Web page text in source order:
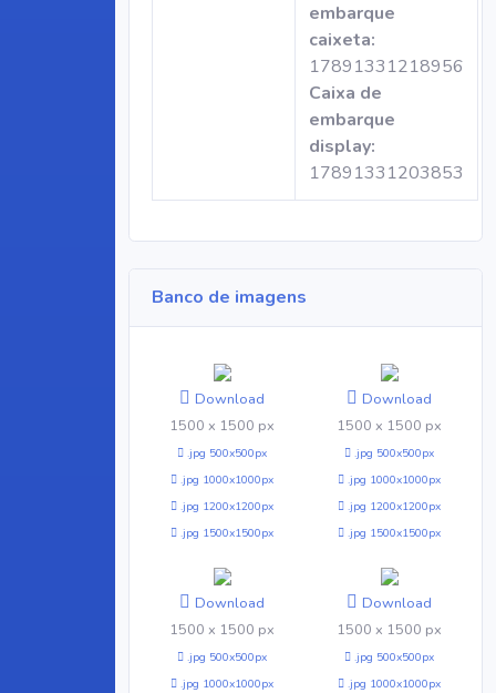
embarque
caixeta:
17891331218956
Caixa de
embarque
display:
17891331203853
Banco de imagens
Download
1500 x 1500 px
.jpg 500x500px
.jpg 1000x1000px
.jpg 1200x1200px
.jpg 1500x1500px
Download
1500 x 1500 px
.jpg 500x500px
.jpg 1000x1000px
.jpg 1200x1200px
.jpg 1500x1500px
Download
1500 x 1500 px
.jpg 500x500px
.jpg 1000x1000px
Download
1500 x 1500 px
.jpg 500x500px
.jpg 1000x1000px